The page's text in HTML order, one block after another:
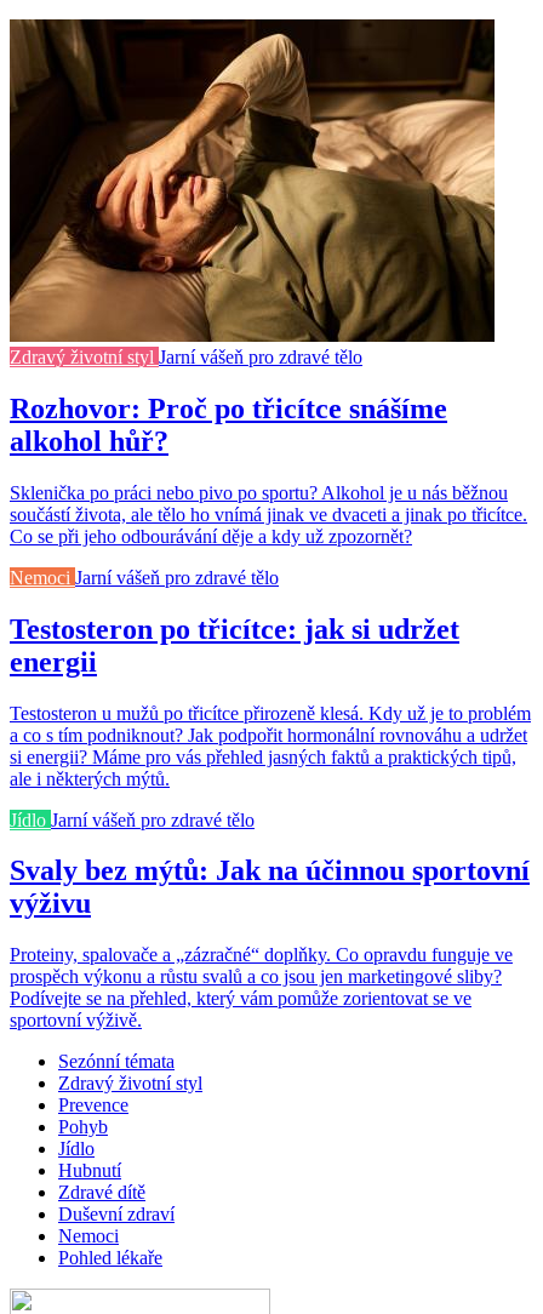
Zdravý životní styl Jarní vášeň pro zdravé tělo
Rozhovor: Proč po třicítce snášíme
alkohol hůř?
Sklenička po práci nebo pivo po sportu? Alkohol je u nás běžnou
součástí života, ale tělo ho vnímá jinak ve dvaceti a jinak po třicítce.
Co se při jeho odbourávání děje a kdy už zpozornět?
Nemoci Jarní vášeň pro zdravé tělo
Testosteron po třicítce: jak si udržet
energii
Testosteron u mužů po třicítce přirozeně klesá. Kdy už je to problém
a co s tím podniknout? Jak podpořit hormonální rovnováhu a udržet
si energii? Máme pro vás přehled jasných faktů a praktických tipů,
ale i některých mýtů.
Jídlo Jarní vášeň pro zdravé tělo
Svaly bez mýtů: Jak na účinnou sportovní
výživu
Proteiny, spalovače a „zázračné“ doplňky. Co opravdu funguje ve
prospěch výkonu a růstu svalů a co jsou jen marketingové sliby?
Podívejte se na přehled, který vám pomůže zorientovat se ve
sportovní výživě.
Sezónní témata
Zdravý životní styl
Prevence
Pohyb
Jídlo
Hubnutí
Zdravé dítě
Duševní zdraví
Nemoci
Pohled lékaře